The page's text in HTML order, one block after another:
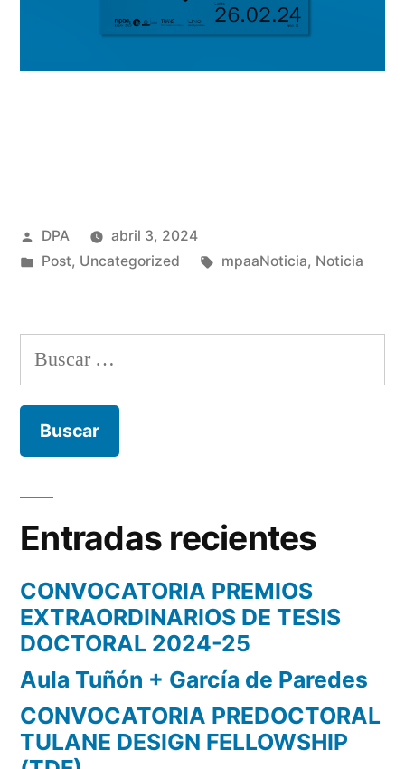
Publicado
por
DPA
abril 3, 2024
Publicado
Post, Uncategorized Etiquetas:
mpaaNoticia, Noticia
Buscar:
Entradas recientes
CONVOCATORIA PREMIOS
EXTRAORDINARIOS DE TESIS
DOCTORAL 2024-25
Aula Tuñón + García de Paredes
CONVOCATORIA PREDOCTORAL
TULANE DESIGN FELLOWSHIP